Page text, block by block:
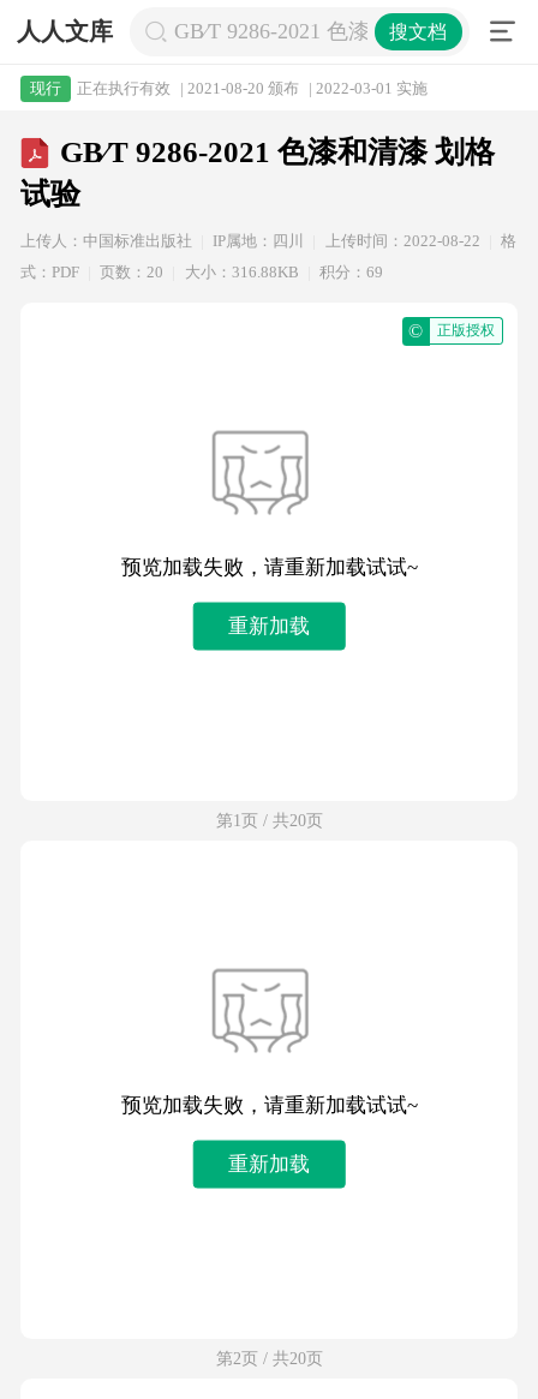
人人文库 GB∕T 9286-2021 色漆和清漆 划格试验
搜文档
现行 正在执行有效 | 2021-08-20 颁布 | 2022-03-01 实施
GB∕T 9286-2021 色漆和清漆 划格
试验
上传人：中国标准出版社 IP属地：四川 上传时间：2022-08-22
格
式：PDF
页数：20 大小：316.88KB 积分：69
© 正版授权
预览加载失败，请重新加载试试~
重新加载
第1页 / 共20页
预览加载失败，请重新加载试试~
重新加载
第2页 / 共20页